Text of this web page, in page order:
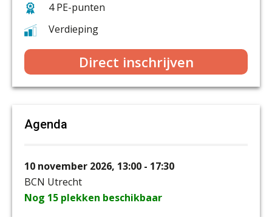
4 PE-punten
Verdieping
Direct inschrijven
Agenda
10 november 2026, 13:00 - 17:30
BCN Utrecht
Nog 15 plekken beschikbaar